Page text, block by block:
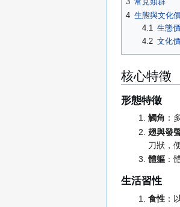
4 生態與文化
4.1
生態
4.2 文化
核心特徵
形態特徵
觸角 ：
翅與發
刀狀，
體軀：
生活習性
食性：